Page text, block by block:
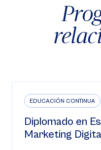
EDUCACIÓN CONTINUA
Diplomado en
Marketing